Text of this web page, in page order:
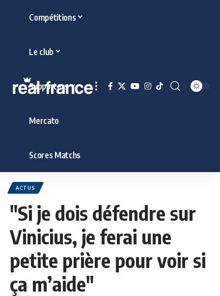
Compétitions
Le club
Supporters
Mercato
Scores Matchs
ACTUS
"Si je dois défendre sur
Vinicius, je ferai une
petite prière pour voir si
ça m’aide"